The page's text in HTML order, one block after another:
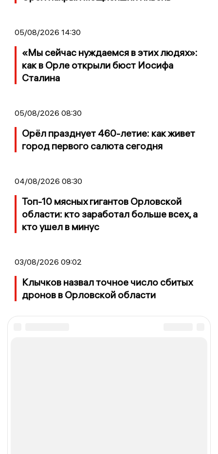
05/08/2026 14:30
«Мы сейчас нуждаемся в этих людях»:
как в Орле открыли бюст Иосифа
Сталина
05/08/2026 08:30
Орёл празднует 460-летие: как живет
город первого салюта сегодня
04/08/2026 08:30
Топ-10 мясных гигантов Орловской
области: кто заработал больше всех, а
кто ушел в минус
03/08/2026 09:02
Клычков назвал точное число сбитых
дронов в Орловской области